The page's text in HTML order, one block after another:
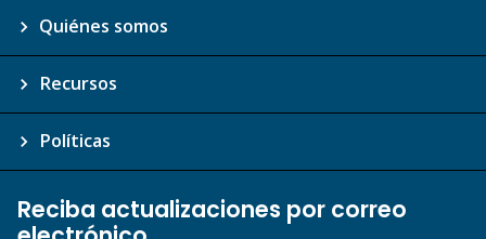
Quiénes somos
Recursos
Políticas
Reciba actualizaciones por correo